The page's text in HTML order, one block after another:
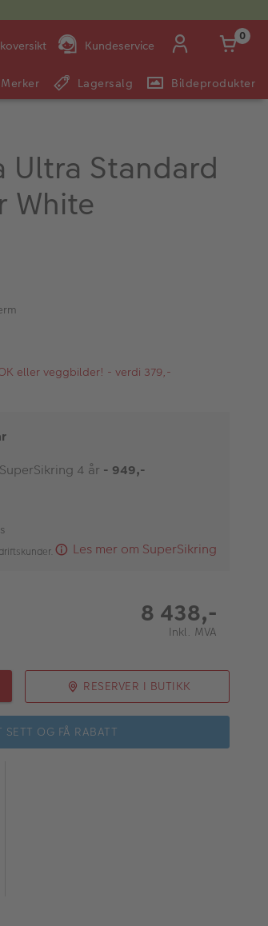
Kundeservice
Man -
09:00 -
14:00 -
E-post:
kundeservice@japanphoto.no
0
Merker Lagersalg Bildeprodukter
Ultra Standard
White
eller veggbilder! - verdi 379,-
4 år - 949,-
Les mer om SuperSikring
8 438,-
Inkl. MVA
RESERVER I BUTIKK
SETT OG FÅ RABATT